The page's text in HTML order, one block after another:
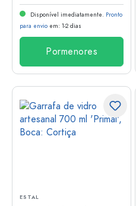
Disponível imediatamente. Pronto
para envio em: 1-2 dias
Pormenores
ESTAL